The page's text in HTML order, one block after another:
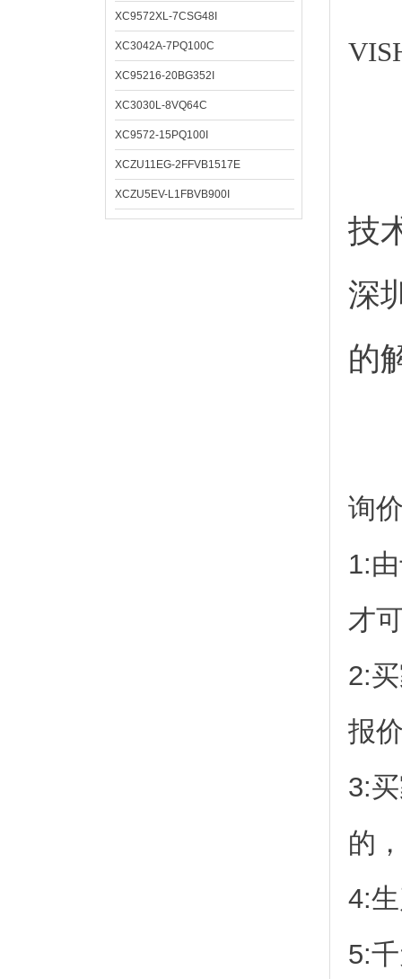
XC9572XL-7CSG48I
XC3042A-7PQ100C
XC95216-20BG352I
XC3030L-8VQ64C
XC9572-15PQ100I
XCZU11EG-2FFVB1517E
XCZU5EV-L1FBVB900I
技
深
的
询
1:
才
2:
报
3:
的
4:
5: